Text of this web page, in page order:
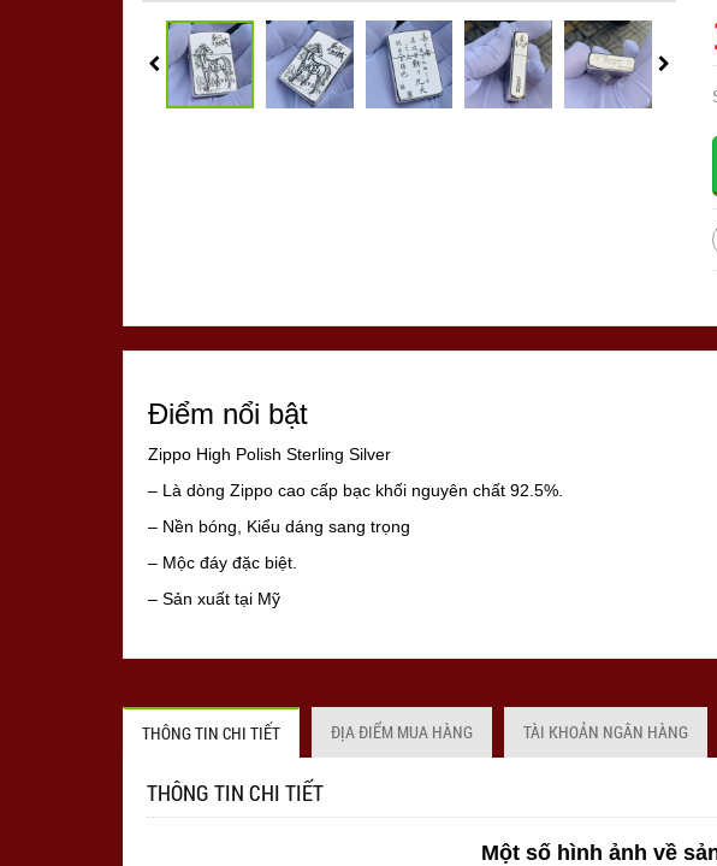
Điểm nổi bật
Zippo High Polish Sterling Silver
– Là dòng Zippo cao cấp bạc khối nguyên chất 92.5%.
– Nền bóng, Kiểu dáng sang trọng
– Mộc đáy đặc biệt.
– Sản xuất tại Mỹ
***Lưu ý: Năm sản xuất của bật lửa Zippo có thể thay đổi tùy vào thời điểm
khách đặt hàng.
THÔNG TIN CHI TIẾT ĐỊA ĐIỂM MUA HÀNG TÀI KHOẢN NGÂN HÀNG
THÔNG TIN CHI TIẾT
Một số hình ảnh về